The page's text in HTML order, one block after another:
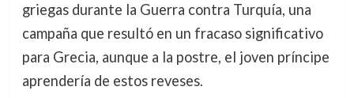
griegas durante la Guerra contra Turquía, una
campaña que resultó en un fracaso significativo
para Grecia, aunque a la postre, el joven príncipe
aprendería de estos reveses.